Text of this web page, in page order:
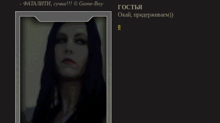
- ФАТАЛИТИ, сучка!!! © Game-Boy
ГОСТЬЯ
Окай, придерживаем))
0